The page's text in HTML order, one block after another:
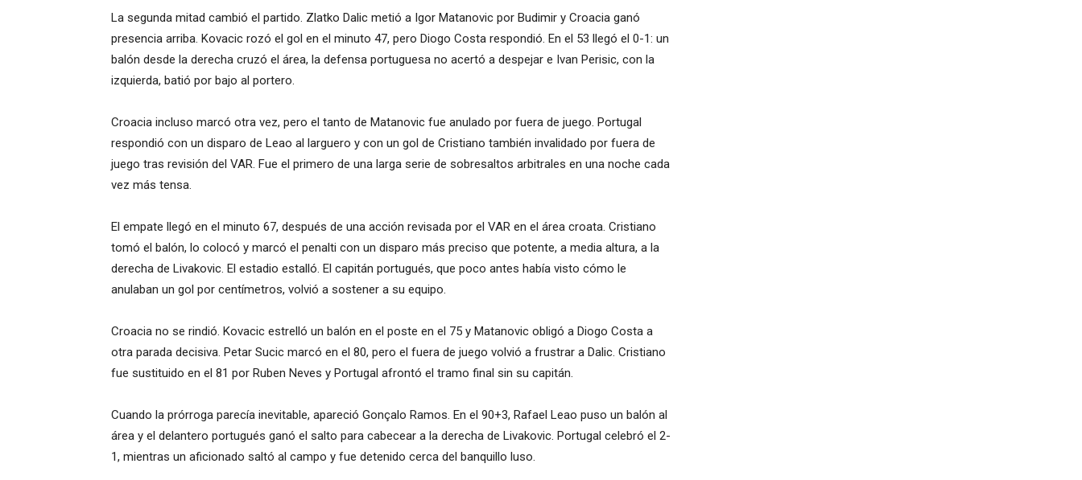
La segunda mitad cambió el partido. Zlatko Dalic metió a Igor Matanovic por Budimir y Croacia ganó
presencia arriba. Kovacic rozó el gol en el minuto 47, pero Diogo Costa respondió. En el 53 llegó el 0-1: un
balón desde la derecha cruzó el área, la defensa portuguesa no acertó a despejar e Ivan Perisic, con la
izquierda, batió por bajo al portero.
Croacia incluso marcó otra vez, pero el tanto de Matanovic fue anulado por fuera de juego. Portugal
respondió con un disparo de Leao al larguero y con un gol de Cristiano también invalidado por fuera de
juego tras revisión del VAR. Fue el primero de una larga serie de sobresaltos arbitrales en una noche cada
vez más tensa.
El empate llegó en el minuto 67, después de una acción revisada por el VAR en el área croata. Cristiano
tomó el balón, lo colocó y marcó el penalti con un disparo más preciso que potente, a media altura, a la
derecha de Livakovic. El estadio estalló. El capitán portugués, que poco antes había visto cómo le
anulaban un gol por centímetros, volvió a sostener a su equipo.
Croacia no se rindió. Kovacic estrelló un balón en el poste en el 75 y Matanovic obligó a Diogo Costa a
otra parada decisiva. Petar Sucic marcó en el 80, pero el fuera de juego volvió a frustrar a Dalic. Cristiano
fue sustituido en el 81 por Ruben Neves y Portugal afrontó el tramo final sin su capitán.
Cuando la prórroga parecía inevitable, apareció Gonçalo Ramos. En el 90+3, Rafael Leao puso un balón al
área y el delantero portugués ganó el salto para cabecear a la derecha de Livakovic. Portugal celebró el 2-
1, mientras un aficionado saltó al campo y fue detenido cerca del banquillo luso.